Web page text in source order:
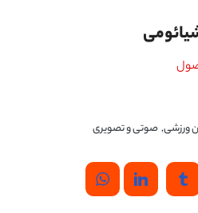
ورزشی, صوتی و تصویری